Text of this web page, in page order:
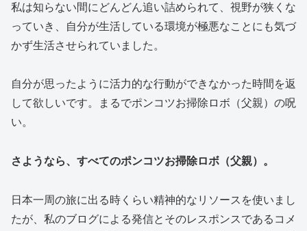
私は知らない間にどんどん追い詰められて、視野が狭くな
っていき、自分が生活している環境が極悪なことにも気づ
かず生活させられていました。
自分が思ったように活力的な行動ができなかった時間を返
して欲しいです。まるでポンコツお掃除ロボ（父親）の呪
い。
さようなら、すべてのポンコツお掃除ロボ（父親）。
日本一周の旅に出る時くらい精神的なリソースを使いまし
たが、私のブログによる発信とそのレスポンスであるコメ